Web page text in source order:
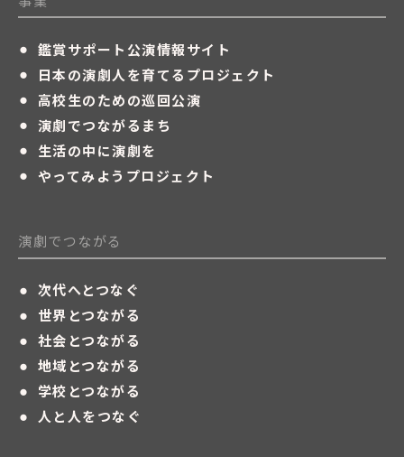
・ 鑑賞サポート公演情報サイト
・ 日本の演劇人を育てるプロジェクト
・ 高校生のための巡回公演
・ 演劇でつながるまち
・ 生活の中に演劇を
・ やってみようプロジェクト
演劇でつながる
・ 次代へとつなぐ
・ 世界とつながる
・ 社会とつながる
・ 地域とつながる
・ 学校とつながる
・ 人と人をつなぐ